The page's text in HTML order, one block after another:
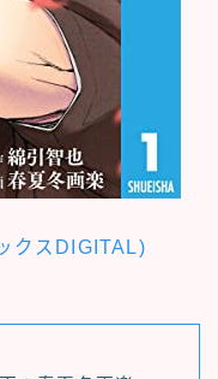
クスDIGITAL)